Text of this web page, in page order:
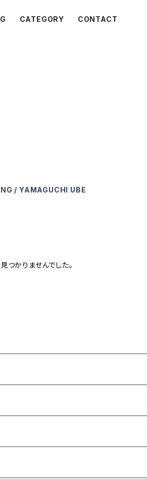
CATEGORY CONTACT
/ YAMAGUCHI UBE
つかりませんでした。